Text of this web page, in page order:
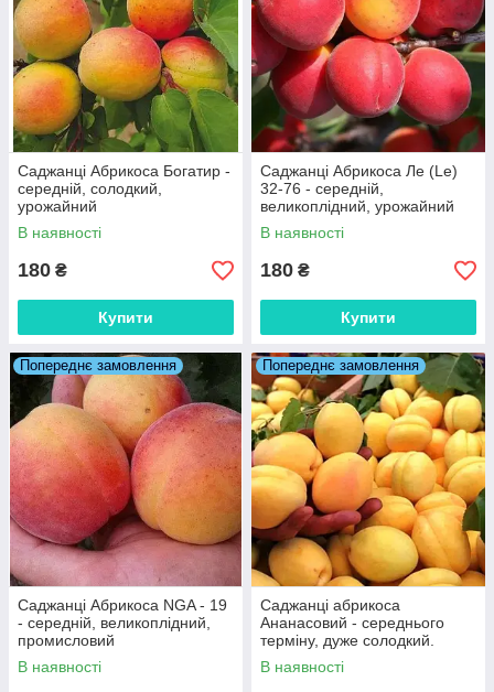
Саджанці Абрикоса Богатир -
середній, солодкий,
урожайний
В наявності
180 ₴
Купити
Саджанці Абрикоса Ле (Le)
32-76 - середній,
великоплідний, урожайний
В наявності
180 ₴
Купити
Попереднє замовлення
Саджанці Абрикоса NGA - 19
- середній, великоплідний,
промисловий
В наявності
Попереднє замовлення
Саджанці абрикоса
Ананасовий - середнього
терміну, дуже солодкий.
В наявності